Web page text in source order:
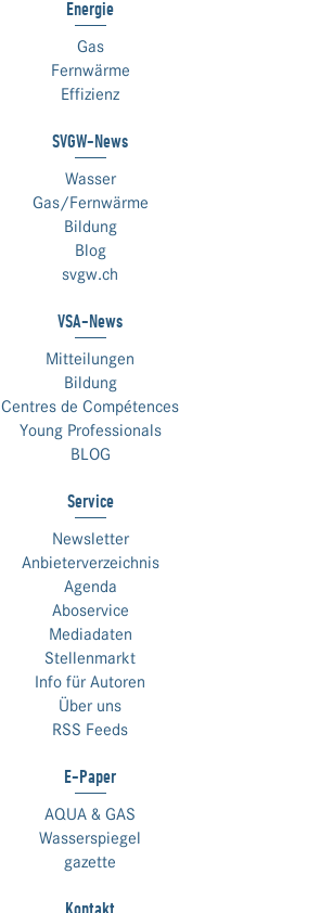
Energie
Gas
Fernwärme
Effizienz
SVGW-News
Wasser
Gas/Fernwärme
Bildung
Blog
svgw.ch
VSA-News
Mitteilungen
Bildung
Centres de Compétences
Young Professionals
BLOG
Service
Newsletter
Anbieterverzeichnis
Agenda
Aboservice
Mediadaten
Stellenmarkt
Info für Autoren
Über uns
RSS Feeds
E-Paper
AQUA & GAS
Wasserspiegel
gazette
Kontakt